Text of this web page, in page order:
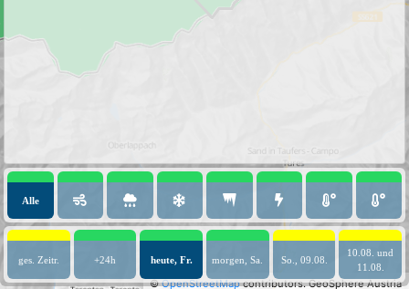
©OpenStreetMapcontributors. GeoSphere Austria
Alle
ges. Zeitr. +24h heute, Fr. morgen, Sa. So., 09.08.
10.08. und
11.08.